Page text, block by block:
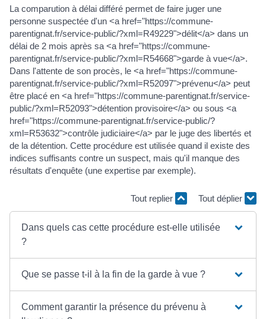
La comparution à délai différé permet de faire juger une
personne suspectée d'un <a href="https://commune-
parentignat.fr/service-public/?xml=R49229">délit</a> dans un
délai de 2 mois après sa <a href="https://commune-
parentignat.fr/service-public/?xml=R54668">garde à vue</a>.
Dans l'attente de son procès, le <a href="https://commune-
parentignat.fr/service-public/?xml=R52097">prévenu</a> peut
être placé en <a href="https://commune-parentignat.fr/service-
public/?xml=R52093">détention provisoire</a> ou sous <a
href="https://commune-parentignat.fr/service-public/?
xml=R53632">contrôle judiciaire</a> par le juge des libertés et
de la détention. Cette procédure est utilisée quand il existe des
indices suffisants contre un suspect, mais qu'il manque des
résultats d'enquête (une expertise par exemple).
Tout replier Tout déplier
Dans quels cas cette procédure est-elle utilisée
?
Que se passe t-il à la fin de la garde à vue ?
Comment garantir la présence du prévenu à